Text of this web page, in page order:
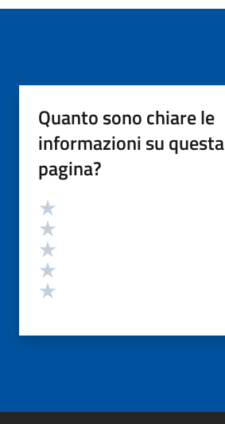
Quanto sono chiare le
informazioni su questa
pagina?
Valutazione